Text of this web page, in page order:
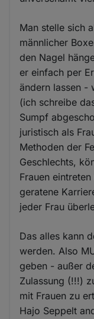
Man stelle sich
männlicher
den Nagel
er einfach per
ändern lassen -
(ich schreibe
Sumpf
juristisch als
Methoden der
Geschlechts,
Frauen
geratene
jeder Frau
Das alles kann
werden. Also
geben - außer
Zulassung (!!!)
mit Frauen zu
Hajo Seppelt